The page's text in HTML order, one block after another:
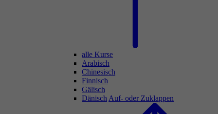
alle Kurse
Arabisch
Chinesisch
Finnisch
Gälisch
Dänisch Auf- oder Zuklappen